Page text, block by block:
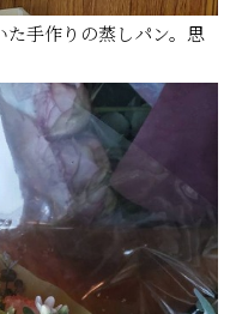
手作りの蒸しパン。思